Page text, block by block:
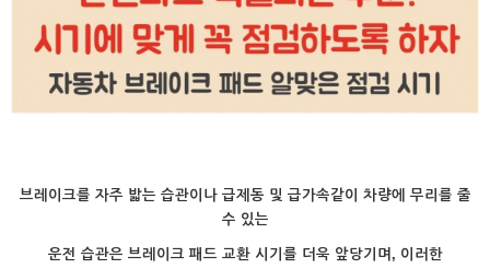
브레이크를 자주 밟는 습관이나 급제동 및 급가속같이 차량에 무리를 줄
수 있는
운전 습관은 브레이크 패드 교환 시기를 더욱 앞당기며, 이러한